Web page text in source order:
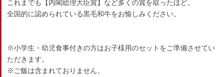
これまでも【内閣総理大臣賞】など多くの賞を取ったほど。
全国的に認められている黒毛和牛をお愉しみください。
※小学生・幼児食事付きの方はお子様用のセットをご準備させてい
ただきます。
※ご飯は含まれておりません。